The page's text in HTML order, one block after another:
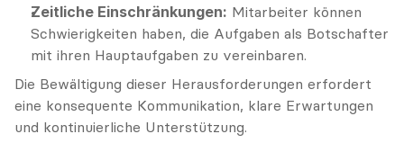
Zeitliche Einschränkungen: Mitarbeiter können
Schwierigkeiten haben, die Aufgaben als Botschafter
mit ihren Hauptaufgaben zu vereinbaren.
Die Bewältigung dieser Herausforderungen erfordert
eine konsequente Kommunikation, klare Erwartungen
und kontinuierliche Unterstützung.